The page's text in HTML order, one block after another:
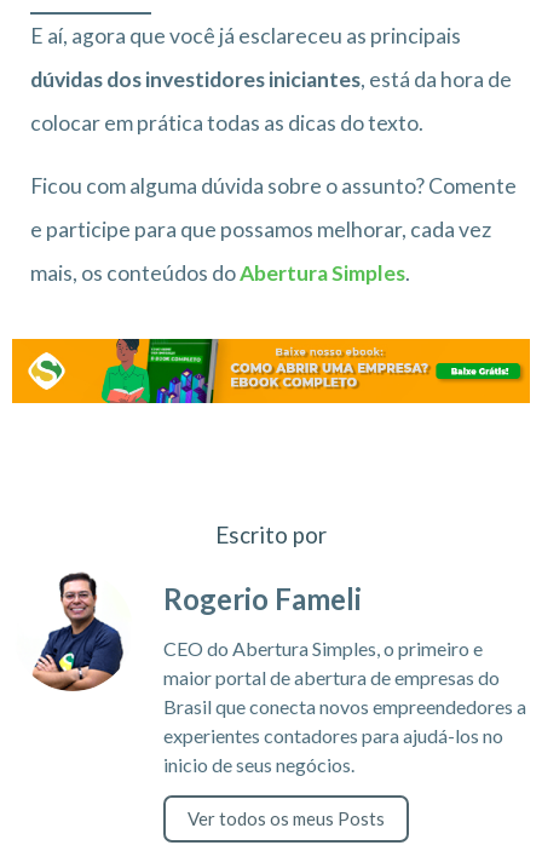
E aí, agora que você já esclareceu as principais
dúvidas dos investidores iniciantes, está da hora de
colocar em prática todas as dicas do texto.
Ficou com alguma dúvida sobre o assunto? Comente
e participe para que possamos melhorar, cada vez
mais, os conteúdos doAbertura Simples.
Escrito por
Rogerio Fameli
CEO do Abertura Simples, o primeiro e
maior portal de abertura de empresas do
Brasil que conecta novos empreendedores a
experientes contadores para ajudá-los no
inicio de seus negócios.
Ver todos os meus Posts